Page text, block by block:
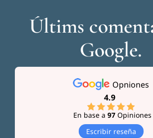
Últims
Google.
Opniones
4.9
En base a 97Opiniones
Escribir reseña